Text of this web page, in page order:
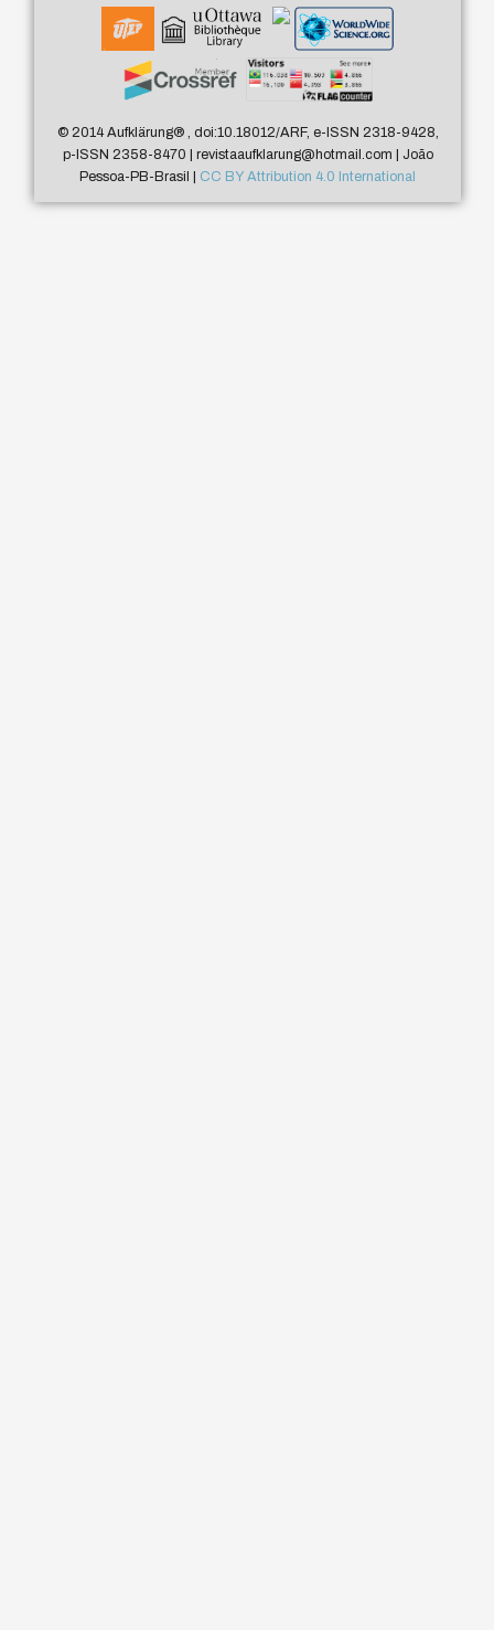
© 2014 Aufklärung®, doi:10.18012/ARF, e-ISSN 2318-9428,
p-ISSN 2358-8470 | revistaaufklarung@hotmail.com | João
Pessoa-PB-Brasil | CC BY Attribution 4.0 International